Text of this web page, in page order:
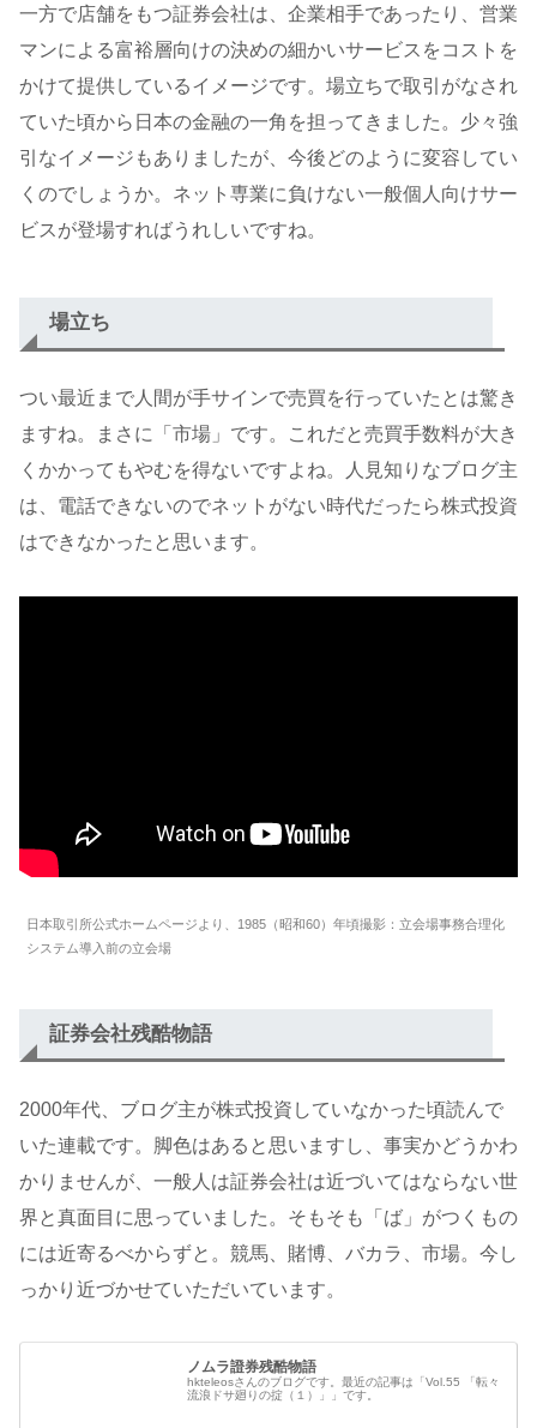
一方で店舗をもつ証券会社は、企業相手であったり、営業
マンによる富裕層向けの決めの細かいサービスをコストを
かけて提供しているイメージです。場立ちで取引がなされ
ていた頃から日本の金融の一角を担ってきました。少々強
引なイメージもありましたが、今後どのように変容してい
くのでしょうか。ネット専業に負けない一般個人向けサー
ビスが登場すればうれしいですね。
場立ち
つい最近まで人間が手サインで売買を行っていたとは驚き
ますね。まさに「市場」です。これだと売買手数料が大き
くかかってもやむを得ないですよね。人見知りなブログ主
は、電話できないのでネットがない時代だったら株式投資
はできなかったと思います。
日本取引所公式ホームページより、1985（昭和60）年頃撮影：立会場事務合理化
システム導入前の立会場
証券会社残酷物語
2000年代、ブログ主が株式投資していなかった頃読んで
いた連載です。脚色はあると思いますし、事実かどうかわ
かりませんが、一般人は証券会社は近づいてはならない世
界と真面目に思っていました。そもそも「ば」がつくもの
には近寄るべからずと。競馬、賭博、バカラ、市場。今し
っかり近づかせていただいています。
ノムラ證券残酷物語
hkteleosさんのブログです。最近の記事は「Vol.55 「転々
流浪ドサ廻りの掟（１）」」です。